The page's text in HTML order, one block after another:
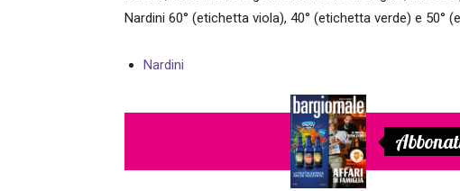
Nardini 60° (etichetta viola), 40° (etichetta verde) e 50°
Nardini